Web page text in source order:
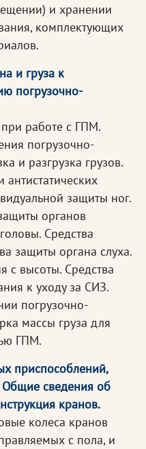
и хранении
комплектующих
и груза к
погрузочно-
работе с ГПМ.
погрузочно-
и разгрузка грузов.
защиты ног.
органов
Средства
защиты органа слуха.
с высоты. Средства
к уходу за СИЗ.
погрузочно-
массы груза для
ГПМ.
приспособлений,
сведения об
кранов.
колеса кранов
с пола, и